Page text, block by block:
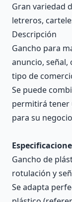
Gran variedad
letreros,
Descripción
Gancho para
anuncio, señal,
tipo de
Se puede
permitirá tener
para su
Gancho de
rotulación y
Se adapta